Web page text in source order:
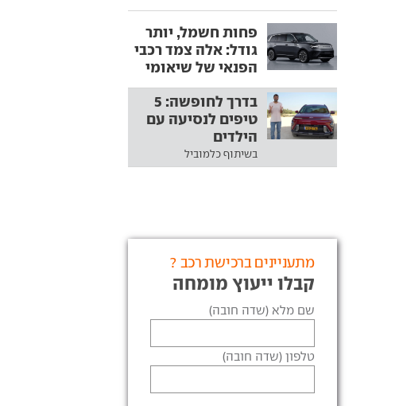
פחות חשמל, יותר
גודל: אלה צמד רכבי
הפנאי של שיאומי
בדרך לחופשה: 5
טיפים לנסיעה עם
הילדים
בשיתוף כלמוביל
מתעניינים ברכישת רכב ?
קבלו ייעוץ מומחה
שם מלא (שדה חובה)
טלפון (שדה חובה)